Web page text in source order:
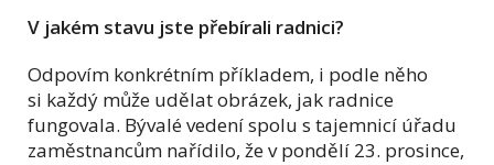
V jakém stavu jste přebírali radnici?
Odpovím konkrétním příkladem, i podle něho
si každý může udělat obrázek, jak radnice
fungovala. Bývalé vedení spolu s tajemnicí úřadu
zaměstnancům nařídilo, že v pondělí 23. prosince,